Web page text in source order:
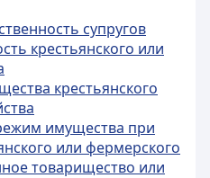
супругов
крестьянского или
крестьянского
имущества при
или фермерского
товарищество или